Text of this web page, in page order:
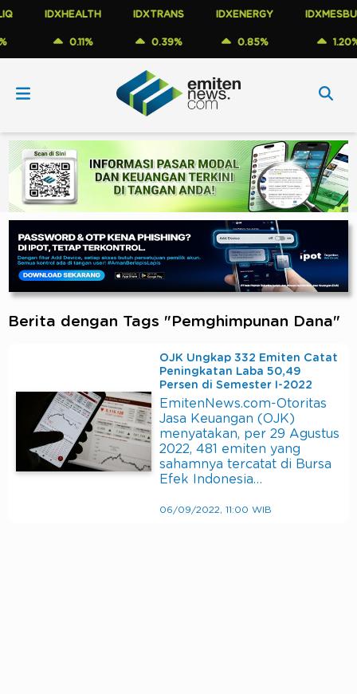
IDXHEALTH
0.11%
IDXTRANS
0.39%
IDXENERGY
0.85% 1.20%
Berita dengan Tags "Pemghimpunan Dana"
OJK Ungkap 332 Emiten Catat
Peningkatan Laba 50,49
Persen di Semester I-2022
EmitenNews.com-Otoritas
Jasa Keuangan (OJK)
menyatakan, per 29 Agustus
2022, 481 emiten yang
sahamnya tercatat di Bursa
Efek Indonesia…
06/09/2022, 11:00 WIB